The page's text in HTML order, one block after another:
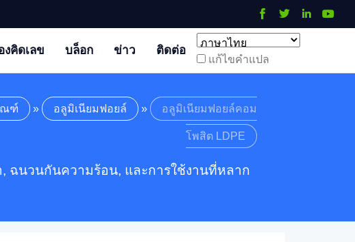
งคิดเลข บล็อก ข่าว ติดต่อ
แก้ไขคําแปล
ณฑ์ » อลูมิเนียมฟอยล์ » อลูมิเนียมฟอยล์คอม
โพสิต LDPE
ฉนวนกันความร้อน, และการใช้งานที่หลาก